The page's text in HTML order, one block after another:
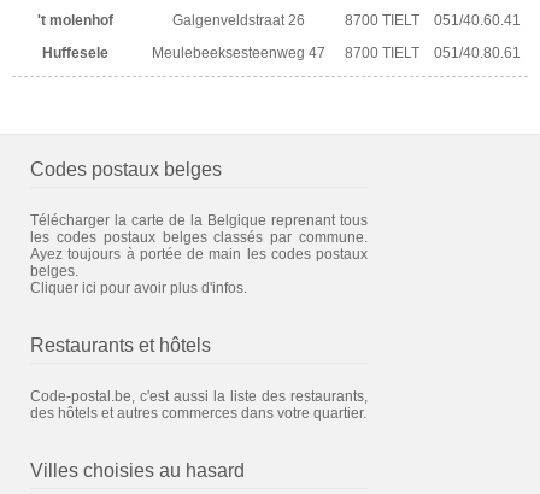
't molenhof
Galgenveldstraat 26 8700 TIELT
051/40.60.41
Huffesele
Meulebeeksesteenweg 47 8700 TIELT 051/40.80.61
Codes postaux belges
Télécharger la carte de la Belgique reprenant tous
les codes postaux belges classés par commune.
Ayez toujours à portée de main les codes postaux
belges.
Cliquer ici pour avoir plus d'infos.
Restaurants et hôtels
Code-postal.be, c'est aussi la liste des restaurants,
des hôtels et autres commerces dans votre quartier.
Villes choisies au hasard